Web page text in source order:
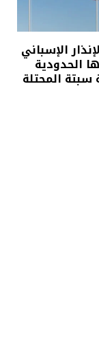
الإسباني
الحدودية
المحتلة